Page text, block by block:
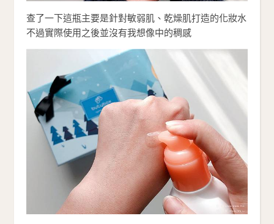
查了一下這瓶主要是針對敏弱肌、乾燥肌打造的化妝水
不過實際使用之後並沒有我想像中的稠感